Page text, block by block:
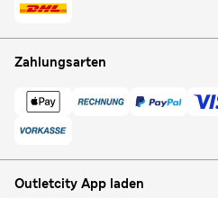
Zahlungsarten
Outletcity App laden